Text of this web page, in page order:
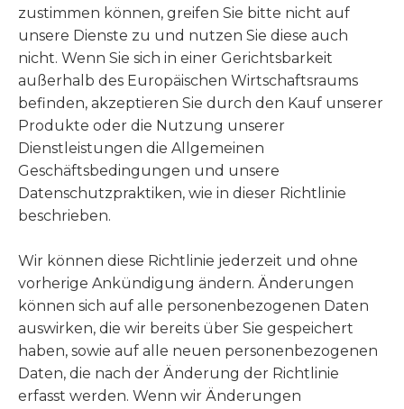
zustimmen können, greifen Sie bitte nicht auf
unsere Dienste zu und nutzen Sie diese auch
nicht. Wenn Sie sich in einer Gerichtsbarkeit
außerhalb des Europäischen Wirtschaftsraums
befinden, akzeptieren Sie durch den Kauf unserer
Produkte oder die Nutzung unserer
Dienstleistungen die Allgemeinen
Geschäftsbedingungen und unsere
Datenschutzpraktiken, wie in dieser Richtlinie
beschrieben.
Wir können diese Richtlinie jederzeit und ohne
vorherige Ankündigung ändern. Änderungen
können sich auf alle personenbezogenen Daten
auswirken, die wir bereits über Sie gespeichert
haben, sowie auf alle neuen personenbezogenen
Daten, die nach der Änderung der Richtlinie
erfasst werden. Wenn wir Änderungen